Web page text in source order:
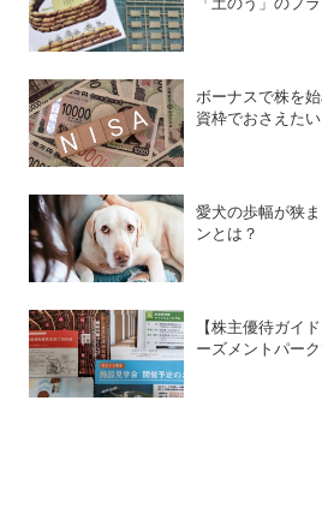
ボーナスで株を
資枠でおさえた
愛犬の歩幅が狭
ンとは？
【株主優待ガイ
ーズメントパー